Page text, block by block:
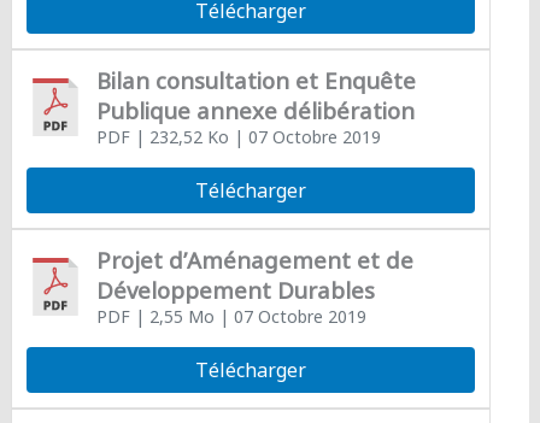
Télécharger
Bilan consultation et Enquête
Publique annexe délibération
PDF| 232,52 Ko | 07 Octobre 2019
Télécharger
Projet d’Aménagement et de
Développement Durables
PDF| 2,55 Mo | 07 Octobre 2019
Télécharger